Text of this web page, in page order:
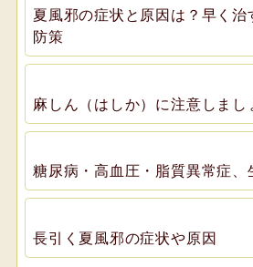
夏風邪の症状と原因は？早く治
防策
麻しん（はしか）に注意しまし
糖尿病・高血圧・脂質異常症、
長引く夏風邪の症状や原因